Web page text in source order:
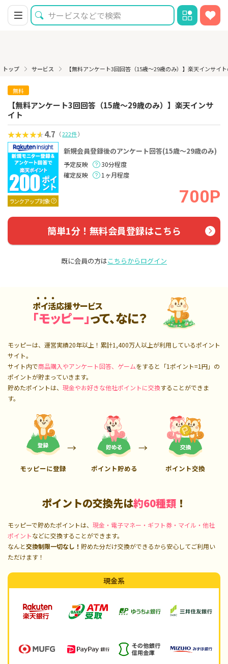
トップ サービス 【無料アンケート3回回答（15歳〜29歳のみ）】楽天インサイ
無料
【無料アンケート3回回答（15歳〜29歳のみ）】楽天インサ
イト
4.7 （222件）
ランクアップ対象
新規会員登録後のアンケート回答(15歳〜29歳のみ)
予定反映
30分程度
確定反映
1ヶ月程度
700P
簡単1分！無料会員登録はこちら
既に会員の方はこちらからログイン
ポイ活応援サービス
「モッピー」って、なに？
モッピーは、運営実績20年以上！累計1,400万人以上が利用しているポイント
サイト。
サイト内で商品購入やアンケート回答、ゲームをすると「1ポイント=1円」の
ポイントが貯まっていきます。
貯めたポイントは、 現金やお好きな他社ポイントに交換することができま
す。
モッピーに登録 ポイント貯める ポイント交換
ポイントの交換先は約60種類 ！
モッピーで貯めたポイントは、 現金・電子マネー・ギフト券・マイル・他社
ポイントなどに交換することができます。
なんと交換制限一切なし！ 貯めた分だけ交換ができるから安心してご利用い
ただけます！
現金系